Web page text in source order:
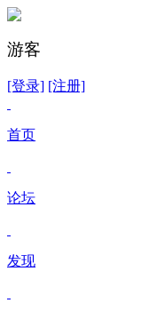
游客
[登录] [注册]
首页
论坛
发现